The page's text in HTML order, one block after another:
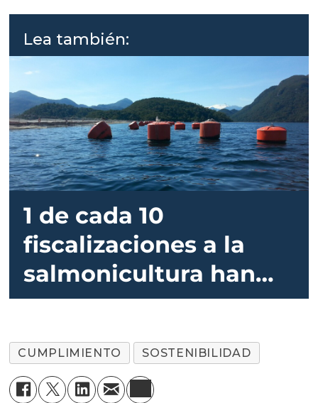
Lea también:
1 de cada 10
fiscalizaciones a la
salmonicultura han
terminado en
CUMPLIMIENTO SOSTENIBILIDAD